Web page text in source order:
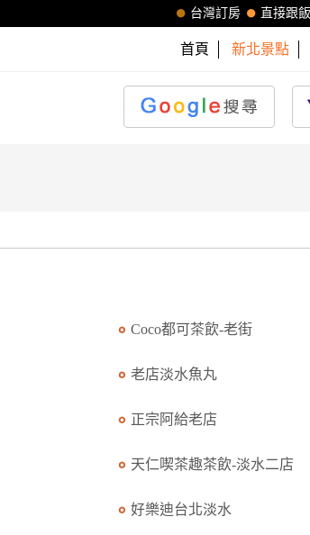
直接跟
台灣訂房
首頁 新北景點
Coco都可茶飲-老街
老店淡水魚丸
正宗阿給老店
天仁喫茶趣茶飲-淡水二店
好樂迪台北淡水